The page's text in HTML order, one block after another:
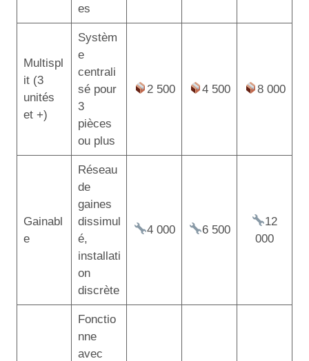
es
Multispl
it (3
unités
et +)
Systèm
e
centrali
sé pour
3
pièces
ou plus
2 500 4 500 8 000
Gainabl
e
Réseau
de
gaines
dissimul
é,
installati
on
discrète
4 000 6 500
12
000
Fonctio
nne
avec